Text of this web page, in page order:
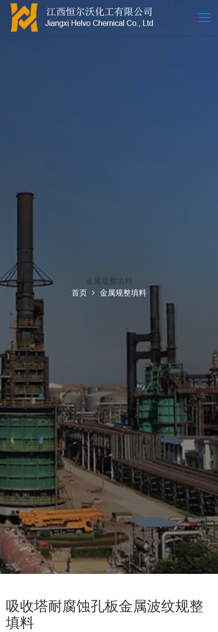
金属规整填料
首页
金属规整填料
吸收塔耐腐蚀孔板金属波纹规整
填料